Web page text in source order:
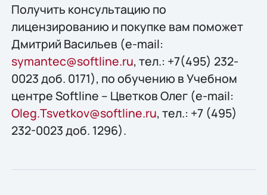
Получить конcультацию по
лицензированию и покупке вам поможет
Дмитрий Васильев (e-mail:
symantec@softline.ru, тел.: +7(495) 232-
0023 доб. 0171), по обучению в Учебном
центре Softline – Цветков Олег (e-mail:
Oleg.Tsvetkov@softline.ru, тел.: +7 (495)
232-0023 доб. 1296).